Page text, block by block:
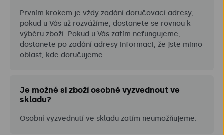
Prvním krokem je vždy zadání doručovací adresy,
pokud u Vás už rozvážíme, dostanete se rovnou k
výběru zboží. Pokud u Vás zatím nefungujeme,
dostanete po zadání adresy informaci, že jste mimo
oblast, kde doručujeme.
Je možné si zboží osobně vyzvednout ve
skladu?
Osobní vyzvednutí ve skladu zatím neumožňujeme.